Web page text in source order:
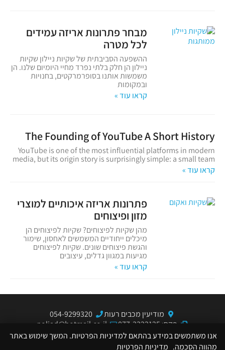
מבחר פתרונות אריזה עמידים
לכל מטרה
ההשפעה הסביבתית של שקיות ניילון שקיות
ניילון הן חלק בלתי נפרד מחיי היומיום שלנו. הן
משמשות אותנו בסופרמרקטים, בחנויות
ובמקומות
קראו עוד »
The Founding of YouTube A Short History
YouTube is one of the most influential platforms in modern
media, but its origin story is surprisingly simple: a small team
קראו עוד »
פתרונות אריזה איכותיים למוצרי
מזון ופיצוחים
מהן שקיות לפיצוחים? שקיות לפיצוחים הן
מיכלים ייחודיים המשמשים לאחסון, שימור
והגשת פיצוחים שונים. שקיות לפיצוחים
מגיעות במגוון גדלים, עיצובים
קראו עוד »
מודיעין מכבים רעות
054-9299320
פקס: 077-3322125
poliad@hotmail.co.il
הצהרת נגישות
אנו משתמשים במידע בהתאם למדיניות הפרטיות. המשך שימוש באתר
מהווה הסכמה. מדיניות הפרטיות